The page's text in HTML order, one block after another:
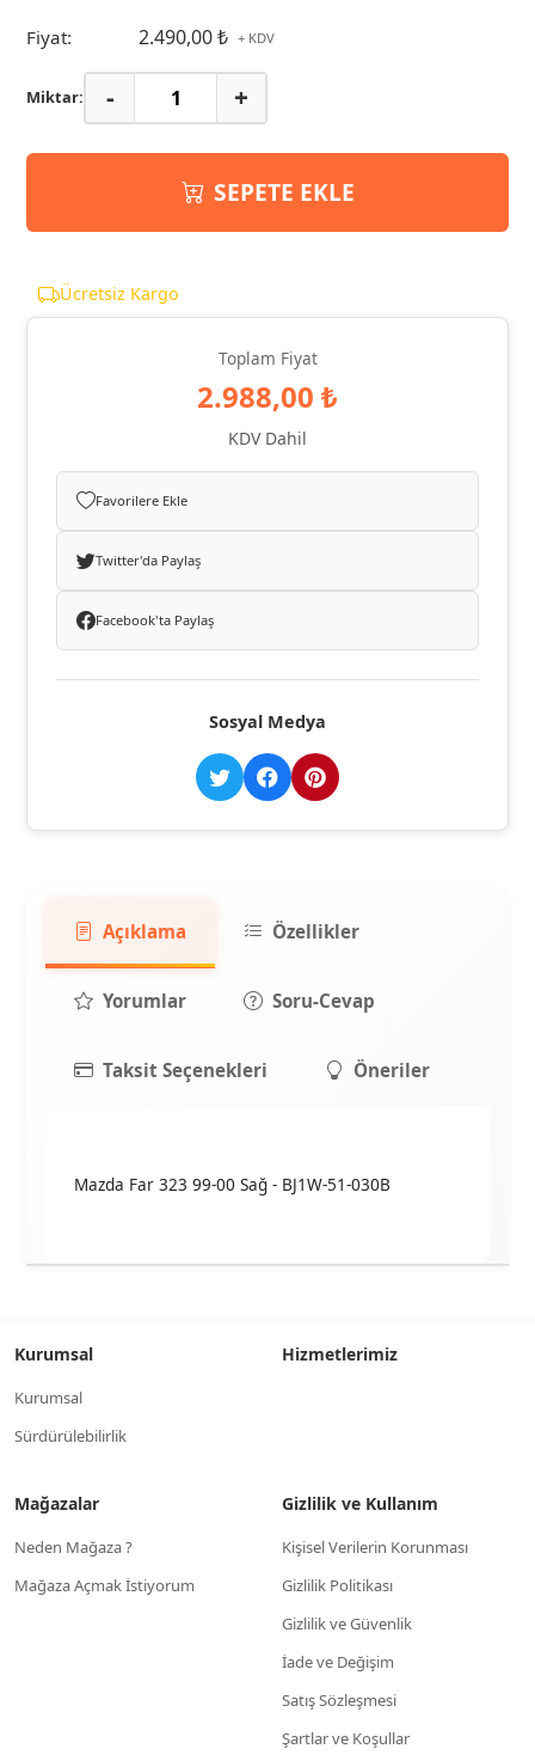
Fiyat: 2.490,00 ₺ + KDV
Miktar: - +
SEPETE EKLE
Ücretsiz Kargo
Toplam Fiyat
2.988,00 ₺
KDV Dahil
Favorilere Ekle
Twitter'da Paylaş
Facebook'ta Paylaş
Sosyal Medya
Açıklama Özellikler
Yorumlar Soru-Cevap
Taksit Seçenekleri Öneriler
Mazda Far 323 99-00 Sağ - BJ1W-51-030B
Kurumsal
Kurumsal
Sürdürülebilirlik
Hizmetlerimiz
Mağazalar
Neden Mağaza ?
Mağaza Açmak İstiyorum
Gizlilik ve Kullanım
Kişisel Verilerin Korunması
Gizlilik Politikası
Gizlilik ve Güvenlik
İade ve Değişim
Satış Sözleşmesi
Şartlar ve Koşullar